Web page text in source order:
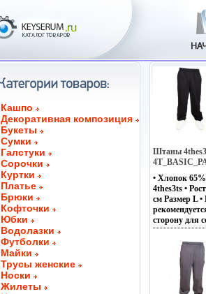
Кашпо
Декоративная композиция
Букеты
Сумки
Галстуки
Сорочки
Куртки
Платье
Брюки
Кофточки
Юбки
Водолазки
Футболки
Майки
Трусы женские
Носки
Жилеты
Штаны
13183v.
• Хлопок
4thes3ts •
см Размер L •
сторону для
Артикул:
клиенты!
оформлении